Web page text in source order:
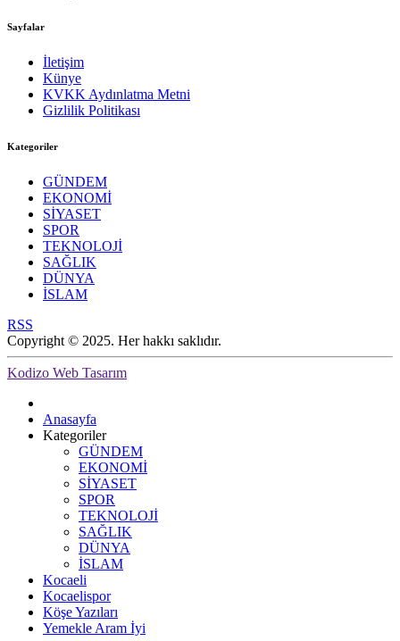
Sayfalar
İletişim
Künye
KVKK Aydınlatma Metni
Gizlilik Politikası
Kategoriler
GÜNDEM
EKONOMİ
SİYASET
SPOR
TEKNOLOJİ
SAĞLIK
DÜNYA
İSLAM
RSS
Copyright © 2025. Her hakkı saklıdır.
Kodizo Web Tasarım
Anasayfa
Kategoriler
GÜNDEM
EKONOMİ
SİYASET
SPOR
TEKNOLOJİ
SAĞLIK
DÜNYA
İSLAM
Kocaeli
Kocaelispor
Köşe Yazıları
Yemekle Aram İyi